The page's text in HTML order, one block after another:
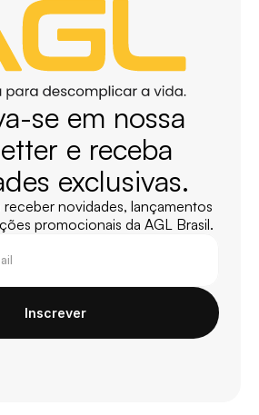
se em nossa
e receba
exclusivas.
receber novidades, lançamentos
promocionais da AGL Brasil.
Inscrever